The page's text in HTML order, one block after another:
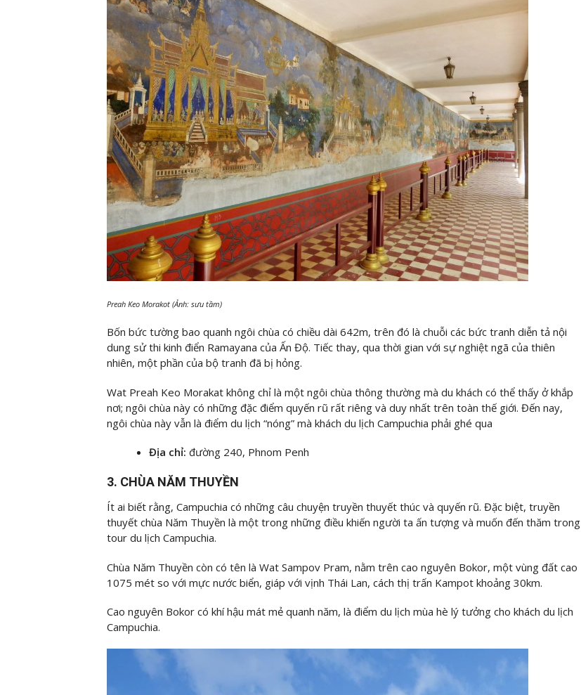
Preah Keo Morakot (Ảnh: sưu tầm)
Bốn bức tường bao quanh ngôi chùa có chiều dài 642m, trên đó là chuỗi các bức tranh diễn tả nội
dung sử thi kinh điển Ramayana của Ấn Độ. Tiếc thay, qua thời gian với sự nghiệt ngã của thiên
nhiên, một phần của bộ tranh đã bị hỏng.
Wat Preah Keo Morakat không chỉ là một ngôi chùa thông thường mà du khách có thể thấy ở khắp
nơi; ngôi chùa này có những đặc điểm quyến rũ rất riêng và duy nhất trên toàn thế giới. Đến nay,
ngôi chùa này vẫn là điểm du lịch “nóng” mà khách du lịch Campuchia phải ghé qua
Địa chỉ: đường 240, Phnom Penh
3. CHÙA NĂM THUYỀN
Ít ai biết rằng, Campuchia có những câu chuyện truyền thuyết thúc và quyến rũ. Đặc biệt, truyền
thuyết chùa Năm Thuyền là một trong những điều khiến người ta ấn tượng và muốn đến thăm trong
tour du lịch Campuchia.
Chùa Năm Thuyền còn có tên là Wat Sampov Pram, nằm trên cao nguyên Bokor, một vùng đất cao
1075 mét so với mực nước biển, giáp với vịnh Thái Lan, cách thị trấn Kampot khoảng 30km.
Cao nguyên Bokor có khí hậu mát mẻ quanh năm, là điểm du lịch mùa hè lý tưởng cho khách du lịch
Campuchia.